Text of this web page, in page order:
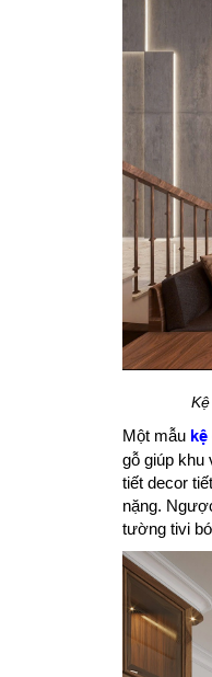
Một mẫu
gỗ giúp khu
tiết decor
nặng.
tường tivi